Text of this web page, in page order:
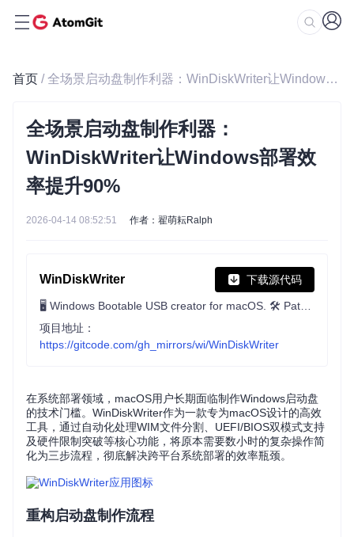
首页 / 全场景启动盘制作利器：WinDiskWriter让Windows部署效率提升90%
全场景启动盘制作利器：
WinDiskWriter让Windows部署效
率提升90%
2026-04-14 08:52:51 作者：翟萌耘Ralph
WinDiskWriter 下载源代码
项目地址：
https://gitcode.com/gh_mirrors/wi/WinDiskWriter
在系统部署领域，macOS用户长期面临制作Windows启动盘
的技术门槛。WinDiskWriter作为一款专为macOS设计的高效
工具，通过自动化处理WIM文件分割、UEFI/BIOS双模式支持
及硬件限制突破等核心功能，将原本需要数小时的复杂操作简
化为三步流程，彻底解决跨平台系统部署的效率瓶颈。
重构启动盘制作流程